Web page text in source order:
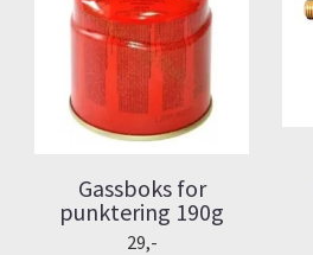
Gassboks for
punktering 190g
29,-